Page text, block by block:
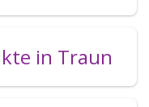
in Traun